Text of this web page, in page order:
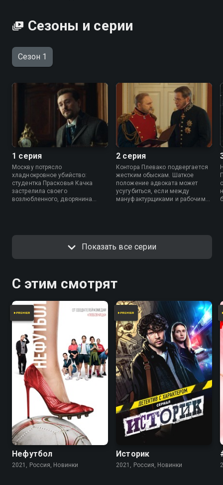
Сезоны и серии
Сезон 1
1 серия
Москву потрясло
хладнокровное убийство:
студентка Прасковья Качка
застрелила своего
возлюбленного, дворянина
погружаясь в шокирующие
подробности жизни девушки.
2 серия
Контора Плевако подвергается
жестким обыскам. Шаткое
положение адвоката может
усугубиться, если между
мануфактурщиками и рабочими-
Показать все серии
С этим смотрят
Нефутбол
2021, Россия, Новинки
Историк
2021, Россия, Новинки